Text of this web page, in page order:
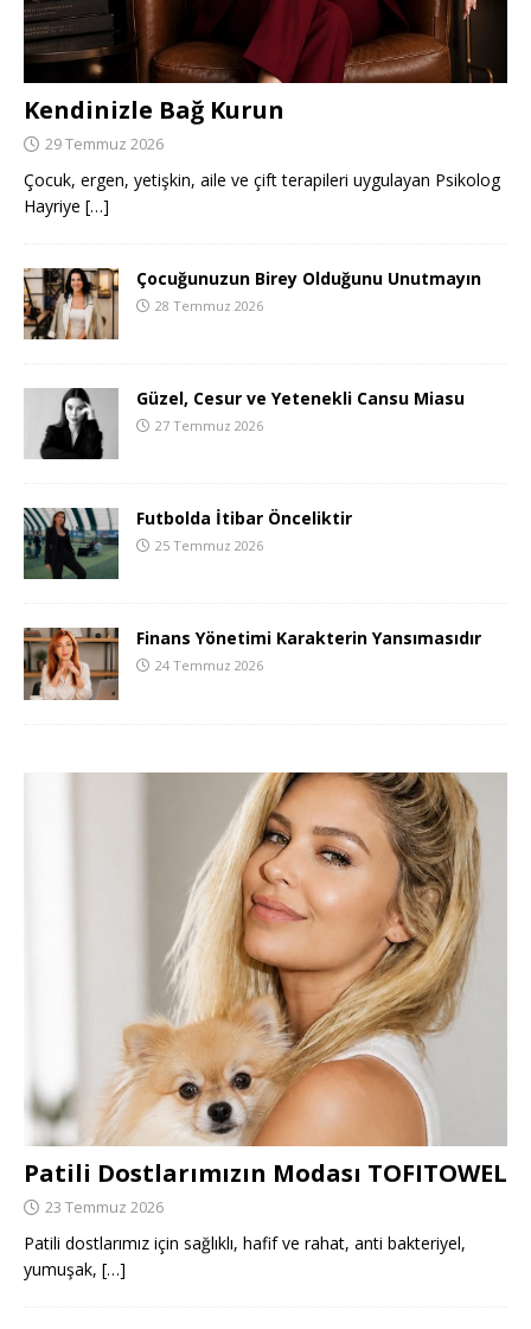
Kendinizle Bağ Kurun
29 Temmuz 2026
Çocuk, ergen, yetişkin, aile ve çift terapileri uygulayan Psikolog
Hayriye […]
Çocuğunuzun Birey Olduğunu Unutmayın
28 Temmuz 2026
Güzel, Cesur ve Yetenekli Cansu Miasu
27 Temmuz 2026
Futbolda İtibar Önceliktir
25 Temmuz 2026
Finans Yönetimi Karakterin Yansımasıdır
24 Temmuz 2026
Patili Dostlarımızın Modası TOFITOWEL
23 Temmuz 2026
Patili dostlarımız için sağlıklı, hafif ve rahat, anti bakteriyel,
yumuşak, […]